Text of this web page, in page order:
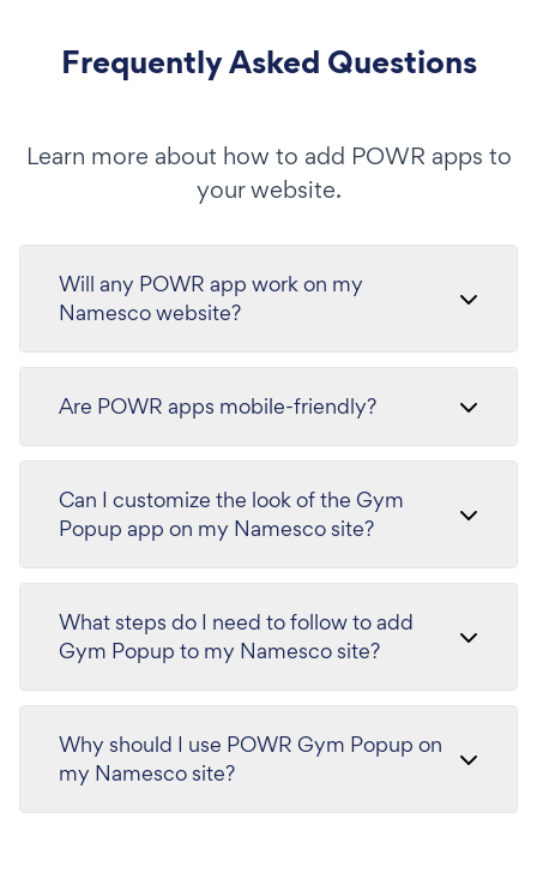
Frequently Asked Questions
Learn more about how to add POWR apps to
your website.
Will any POWR app work on my
Namesco website?
Are POWR apps mobile-friendly?
Can I customize the look of the Gym
Popup app on my Namesco site?
What steps do I need to follow to add
Gym Popup to my Namesco site?
Why should I use POWR Gym Popup on
my Namesco site?